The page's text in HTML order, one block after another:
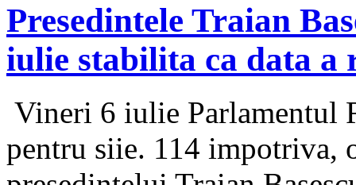
Presedintele Traian
iulie stabilita ca data a
Vineri 6 iulie Parlamentul
pentru siie. 114 impotriva,